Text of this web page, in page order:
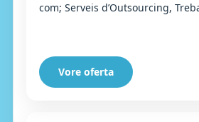
com; Serveis d’Outsourcing,
Vore oferta